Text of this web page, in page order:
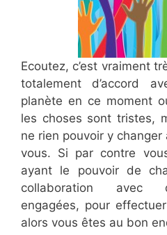
Ecoutez, c’est vraiment
totalement d’accord
planète en ce moment
les choses sont tristes,
ne rien pouvoir y changer
vous. Si par contre
ayant le pouvoir de
collaboration avec
engagées, pour
alors vous êtes au bon